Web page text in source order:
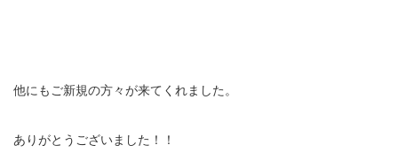
他にもご新規の方々が来てくれました。
ありがとうございました！！